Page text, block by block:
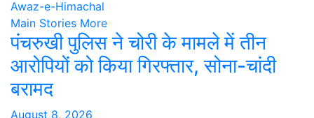
Awaz-e-Himachal
Main Stories More
पंचरुखी पुलिस ने चोरी के मामले में तीन
आरोपियों को किया गिरफ्तार, सोना-चांदी
बरामद
August 8, 2026